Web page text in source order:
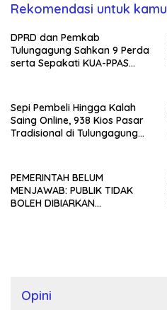
Rekomendasi untuk kamu
DPRD dan Pemkab
Tulungagung Sahkan 9 Perda
serta Sepakati KUA-PPAS
Sepi Pembeli Hingga Kalah
Saing Online, 938 Kios Pasar
Tradisional di Tulungagung
PEMERINTAH BELUM
MENJAWAB: PUBLIK TIDAK
BOLEH DIBIARKAN
Opini